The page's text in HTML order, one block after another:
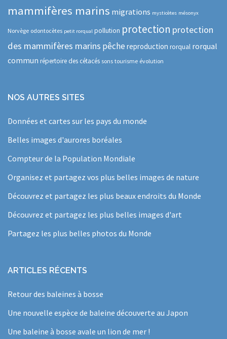
mammifères marins migrations mysticètes mésonyx
Norvège odontocètes petit rorqual pollution protection protection
des mammifères marins pêche reproduction rorqual rorqual
commun répertoire des cétacés sons tourisme évolution
NOS AUTRES SITES
Données et cartes sur les pays du monde
Belles images d'aurores boréales
Compteur de la Population Mondiale
Organisez et partagez vos plus belles images de nature
Découvrez et partagez les plus beaux endroits du Monde
Découvrez et partagez les plus belles images d'art
Partagez les plus belles photos du Monde
ARTICLES RÉCENTS
Retour des baleines à bosse
Une nouvelle espèce de baleine découverte au Japon
Une baleine à bosse avale un lion de mer !